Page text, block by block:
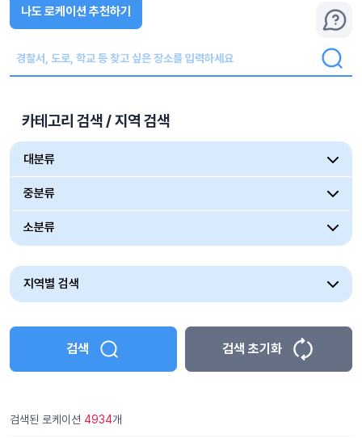
나도 로케이션 추천하기
카테고리 검색 / 지역 검색
대분류
중분류
소분류
지역별 검색
검색 검색 초기화
검색된 로케이션 4934개